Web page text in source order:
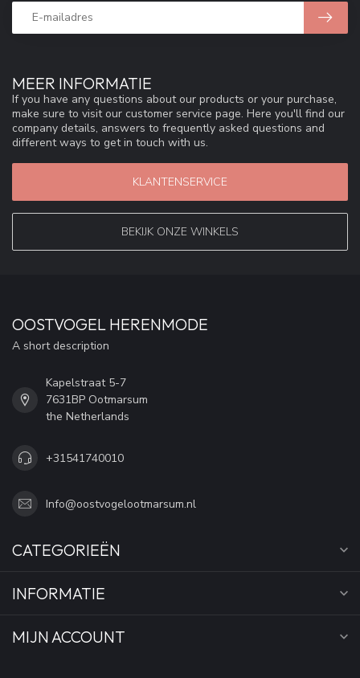
MEER INFORMATIE
If you have any questions about our products or your purchase,
make sure to visit our customer service page. Here you'll find our
company details, answers to frequently asked questions and
different ways to get in touch with us.
KLANTENSERVICE
BEKIJK ONZE WINKELS
OOSTVOGEL HERENMODE
A short description
Kapelstraat 5-7
7631BP Ootmarsum
the Netherlands
+31541740010
Info@oostvogelootmarsum.nl
CATEGORIEËN
INFORMATIE
MIJN ACCOUNT